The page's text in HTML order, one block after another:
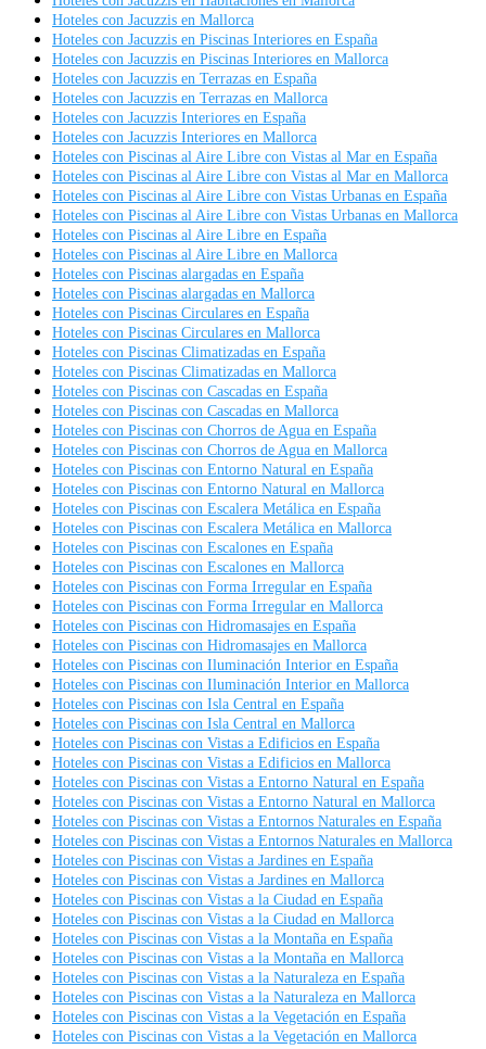
Hoteles con Jacuzzis en Mallorca
Hoteles con Jacuzzis en Piscinas Interiores en España
Hoteles con Jacuzzis en Piscinas Interiores en Mallorca
Hoteles con Jacuzzis en Terrazas en España
Hoteles con Jacuzzis en Terrazas en Mallorca
Hoteles con Jacuzzis Interiores en España
Hoteles con Jacuzzis Interiores en Mallorca
Hoteles con Piscinas al Aire Libre con Vistas al Mar en España
Hoteles con Piscinas al Aire Libre con Vistas al Mar en Mallorca
Hoteles con Piscinas al Aire Libre con Vistas Urbanas en España
Hoteles con Piscinas al Aire Libre con Vistas Urbanas en Mallorca
Hoteles con Piscinas al Aire Libre en España
Hoteles con Piscinas al Aire Libre en Mallorca
Hoteles con Piscinas alargadas en España
Hoteles con Piscinas alargadas en Mallorca
Hoteles con Piscinas Circulares en España
Hoteles con Piscinas Circulares en Mallorca
Hoteles con Piscinas Climatizadas en España
Hoteles con Piscinas Climatizadas en Mallorca
Hoteles con Piscinas con Cascadas en España
Hoteles con Piscinas con Cascadas en Mallorca
Hoteles con Piscinas con Chorros de Agua en España
Hoteles con Piscinas con Chorros de Agua en Mallorca
Hoteles con Piscinas con Entorno Natural en España
Hoteles con Piscinas con Entorno Natural en Mallorca
Hoteles con Piscinas con Escalera Metálica en España
Hoteles con Piscinas con Escalera Metálica en Mallorca
Hoteles con Piscinas con Escalones en España
Hoteles con Piscinas con Escalones en Mallorca
Hoteles con Piscinas con Forma Irregular en España
Hoteles con Piscinas con Forma Irregular en Mallorca
Hoteles con Piscinas con Hidromasajes en España
Hoteles con Piscinas con Hidromasajes en Mallorca
Hoteles con Piscinas con Iluminación Interior en España
Hoteles con Piscinas con Iluminación Interior en Mallorca
Hoteles con Piscinas con Isla Central en España
Hoteles con Piscinas con Isla Central en Mallorca
Hoteles con Piscinas con Vistas a Edificios en España
Hoteles con Piscinas con Vistas a Edificios en Mallorca
Hoteles con Piscinas con Vistas a Entorno Natural en España
Hoteles con Piscinas con Vistas a Entorno Natural en Mallorca
Hoteles con Piscinas con Vistas a Entornos Naturales en España
Hoteles con Piscinas con Vistas a Entornos Naturales en Mallorca
Hoteles con Piscinas con Vistas a Jardines en España
Hoteles con Piscinas con Vistas a Jardines en Mallorca
Hoteles con Piscinas con Vistas a la Ciudad en España
Hoteles con Piscinas con Vistas a la Ciudad en Mallorca
Hoteles con Piscinas con Vistas a la Montaña en España
Hoteles con Piscinas con Vistas a la Montaña en Mallorca
Hoteles con Piscinas con Vistas a la Naturaleza en España
Hoteles con Piscinas con Vistas a la Naturaleza en Mallorca
Hoteles con Piscinas con Vistas a la Vegetación en España
Hoteles con Piscinas con Vistas a la Vegetación en Mallorca